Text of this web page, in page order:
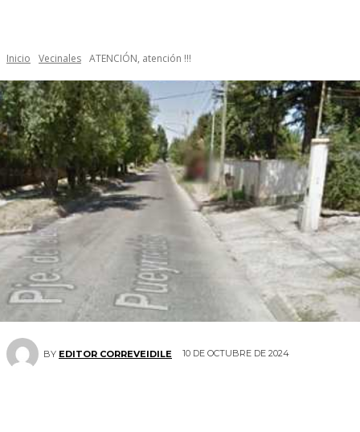
Inicio Vecinales ATENCIÓN, atención !!!
BY EDITOR CORREVEIDILE 10 DE OCTUBRE DE 2024